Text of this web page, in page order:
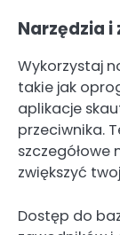
Narzędzia
Wykorzystaj
takie jak
aplikacje
przeciwnika.
zwiększyć
Dostęp do